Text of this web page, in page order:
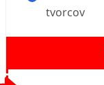
tvorcov